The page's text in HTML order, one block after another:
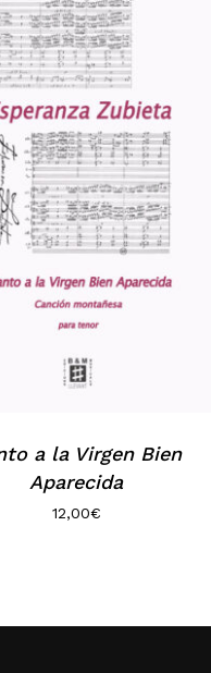
a la Virgen Bien
Aparecida
12,00€